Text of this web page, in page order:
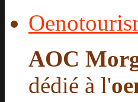
AOC
dédié à l'